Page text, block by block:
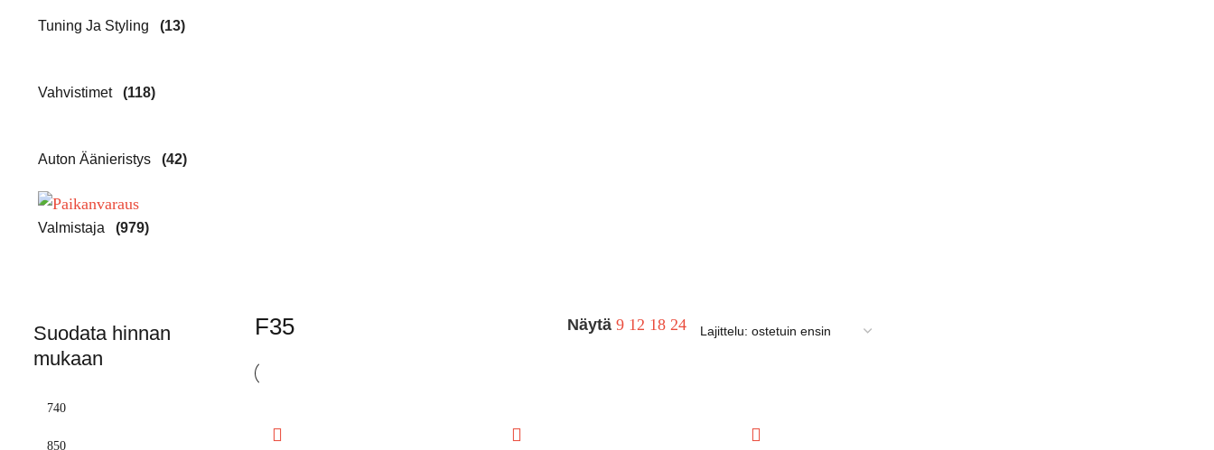
Tuning Ja Styling (13)
Vahvistimet (118)
Auton Äänieristys (42)
Valmistaja (979)
Suodata hinnan
mukaan
F35 Näytä9 12 18 24